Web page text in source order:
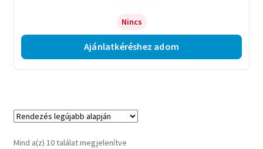
Nincs
Ajánlatkéréshez adom
Mind a(z) 10 találat megjelenítveSorted